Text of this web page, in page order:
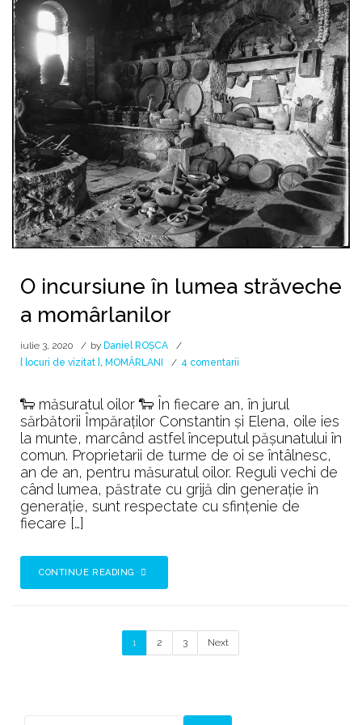
O incursiune în lumea străveche
a momârlanilor
iulie 3, 2020 by Daniel ROȘCA
[ locuri de vizitat ] MOMÂRLANI 4 comentarii
în
lumea
străveche
a
momârlanilor
🐑 măsuratul oilor 🐑 În fiecare an, în jurul
sărbătorii Împăraţilor Constantin şi Elena, oile ies
la munte, marcând astfel începutul păşunatului în
comun. Proprietarii de turme de oi se întâlnesc,
an de an, pentru măsuratul oilor. Reguli vechi de
când lumea, păstrate cu grijă din generaţie în
generaţie, sunt respectate cu sfinţenie de
fiecare […]
CONTINUE READING
1 2 3 Next